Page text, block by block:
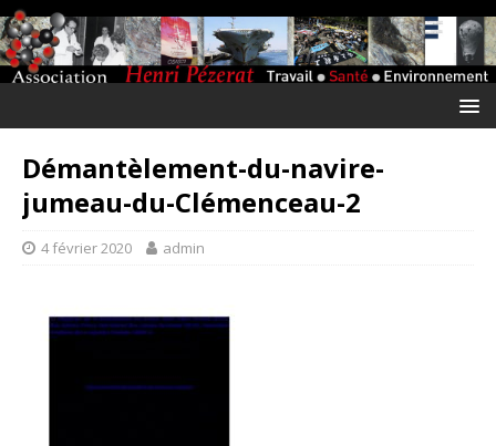
Démantèlement-du-navire-
jumeau-du-Clémenceau-2
4 février 2020 admin